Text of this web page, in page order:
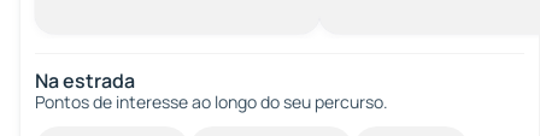
Na estrada
Pontos de interesse ao longo do seu percurso.